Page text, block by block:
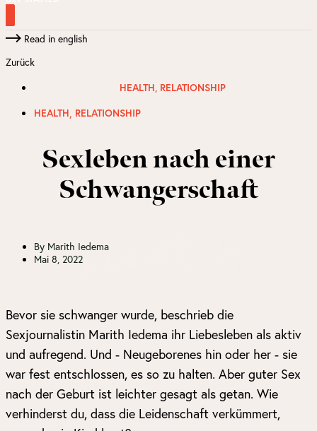
Read in english
Zurück
HEALTH, RELATIONSHIP
HEALTH, RELATIONSHIP
Sexleben nach einer
Schwangerschaft
By Marith Iedema
Mai 8, 2022
Bevor sie schwanger wurde, beschrieb die
Sexjournalistin Marith Iedema ihr Liebesleben als aktiv
und aufregend. Und - Neugeborenes hin oder her - sie
war fest entschlossen, es so zu halten. Aber guter Sex
nach der Geburt ist leichter gesagt als getan. Wie
verhinderst du, dass die Leidenschaft verkümmert,